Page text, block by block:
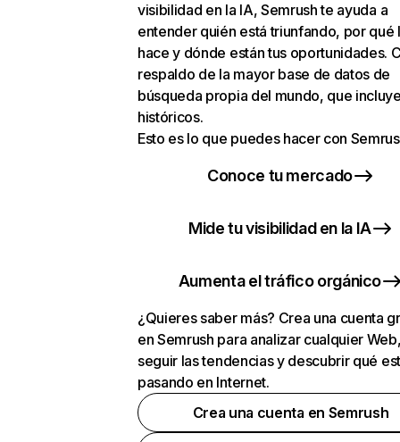
visibilidad en la IA, Semrush te ayuda a
entender quién está triunfando, por qué
hace y dónde están tus oportunidades.
respaldo de la mayor base de datos de
búsqueda propia del mundo, que
históricos.
Esto es lo que puedes hacer con
Conoce tu mercado
Mide tu visibilidad en la IA
Aumenta el tráfico orgánico
¿Quieres saber más? Crea una cuenta
en Semrush para analizar cualquier
seguir las tendencias y descubrir qué
pasando en Internet.
Crea una cuenta en Semrush